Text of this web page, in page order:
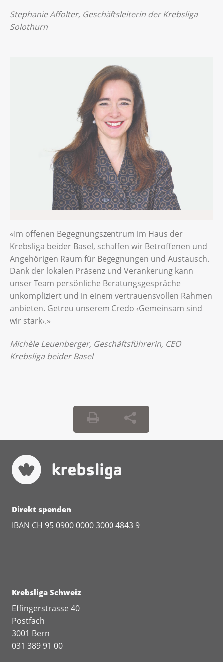
Stephanie Affolter, Geschäftsleiterin der Krebsliga
Solothurn
«Im offenen Begegnungszentrum im Haus der
Krebsliga beider Basel, schaffen wir Betroffenen und
Angehörigen Raum für Begegnungen und Austausch.
Dank der lokalen Präsenz und Verankerung kann
unser Team persönliche Beratungsgespräche
unkompliziert und in einem vertrauensvollen Rahmen
anbieten. Getreu unserem Credo ‹Gemeinsam sind
wir stark›.»
Michèle Leuenberger, Geschäftsführerin, CEO
Krebsliga beider Basel
Direkt spenden
IBAN CH 95 0900 0000 3000 4843 9
Krebsliga Schweiz
Effingerstrasse 40
Postfach
3001 Bern
031 389 91 00